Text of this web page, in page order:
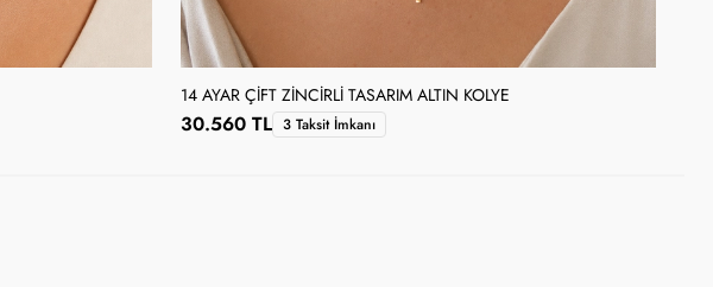
14 AYAR ÇIFT ZINCIRLI TASARIM ALTIN KOLYE
30.560 TL 3 Taksit İmkanı